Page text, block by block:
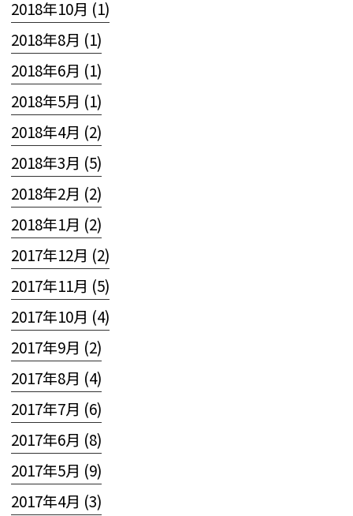
2018年10月 (1)
2018年8月 (1)
2018年6月 (1)
2018年5月 (1)
2018年4月 (2)
2018年3月 (5)
2018年2月 (2)
2018年1月 (2)
2017年12月 (2)
2017年11月 (5)
2017年10月 (4)
2017年9月 (2)
2017年8月 (4)
2017年7月 (6)
2017年6月 (8)
2017年5月 (9)
2017年4月 (3)